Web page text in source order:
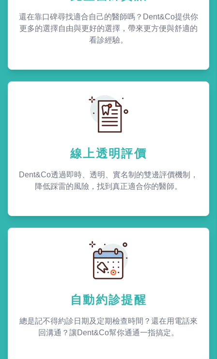
還在靠口碑尋找適合自己的醫師嗎？Dent&Co提供你
更多的選擇自由與更好的選擇，帶來更方便與舒適的
看診經驗。
線上透明評價
Dent&Co透過即時、透明、實名制的雙邊評價機制，
降低踩雷的風險，找到真正適合你的醫師。
自動約診提醒
總是記不得約診日期及定期檢查時間？還在用電話來
回溝通？讓Dent&Co幫你通通一指搞定。